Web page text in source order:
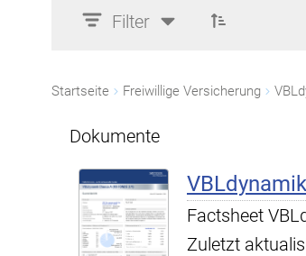
Filter
Startseite Freiwillige Versicherung
Dokumente
Factsheet
Zuletzt